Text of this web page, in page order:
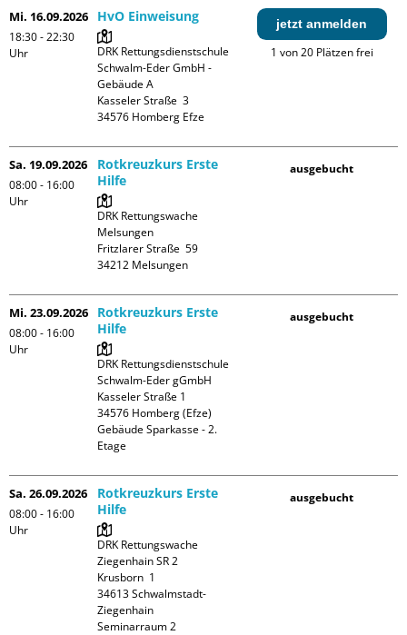
Mi. 16.09.2026
18:30 - 22:30
Uhr
HvO Einweisung
DRK Rettungsdienstschule
Schwalm-Eder GmbH -
Gebäude A
Kasseler Straße  3
jetzt anmelden
1 von 20 Plätzen frei
Sa. 19.09.2026
08:00 - 16:00
Uhr
Rotkreuzkurs Erste
Hilfe
DRK Rettungswache
Melsungen
Fritzlarer Straße  59
ausgebucht
Mi. 23.09.2026
08:00 - 16:00
Uhr
Rotkreuzkurs Erste
Hilfe
DRK Rettungsdienstschule
Schwalm-Eder gGmbH
Kasseler Straße 1
34576 Homberg (Efze)
Gebäude Sparkasse - 2.
Etage
ausgebucht
Sa. 26.09.2026
08:00 - 16:00
Uhr
Rotkreuzkurs Erste
Hilfe
DRK Rettungswache
Ziegenhain SR 2
Krusborn  1
34613 Schwalmstadt-
Ziegenhain
Seminarraum 2
ausgebucht